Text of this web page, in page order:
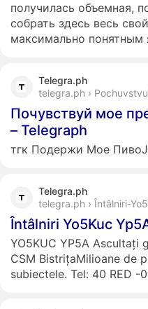
получилась объемная,
собрать здесь весь
максимально понятным
Telegra.ph
telegra.ph ›
Почувствуй мое
– Telegraph
тгк Подержи Мое
Telegra.ph
telegra.ph › Întâlniri-
Întâlniri Yo5Kuc
YO5KUC YP5A Ascultați
CSM BistrițaMilioane de
subiectele. Tel: 40 RED -